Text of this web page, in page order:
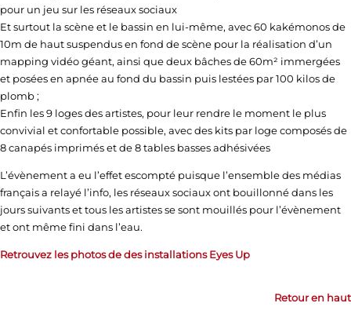
pour un jeu sur les réseaux sociaux
Et surtout la scène et le bassin en lui-même, avec 60 kakémonos de
10m de haut suspendus en fond de scène pour la réalisation d’un
mapping vidéo géant, ainsi que deux bâches de 60m² immergées
et posées en apnée au fond du bassin puis lestées par 100 kilos de
plomb ;
Enfin les 9 loges des artistes, pour leur rendre le moment le plus
convivial et confortable possible, avec des kits par loge composés de
8 canapés imprimés et de 8 tables basses adhésivées
L’évènement a eu l’effet escompté puisque l’ensemble des médias
français a relayé l’info, les réseaux sociaux ont bouillonné dans les
jours suivants et tous les artistes se sont mouillés pour l’évènement
et ont même fini dans l’eau.
Retrouvez les photos de des installations Eyes Up
Retour en haut